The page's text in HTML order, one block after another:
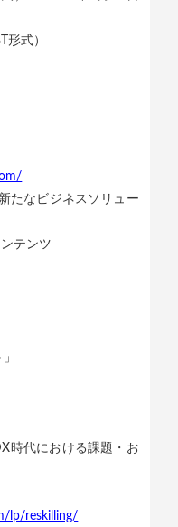
式）
たなビジネスソリュー
テンツ
時代における課題・お
lp/reskilling/